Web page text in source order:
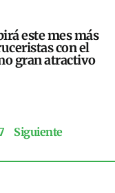
este mes más
con el
gran atractivo
Siguiente